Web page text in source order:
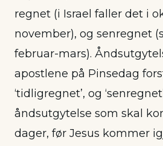
regnet (i Israel faller det i
november), og senregnet
februar-mars).
apostlene på Pinsedag
‘tidligregnet’, og
åndsutgytelse som skal
dager, før Jesus kommer